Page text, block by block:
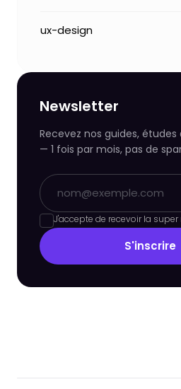
ux-design
Newsletter
Recevez nos guides,
— 1 fois par mois, pas de
J'accepte de recevoir la
S'inscrire